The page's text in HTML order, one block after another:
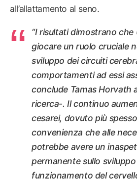
all’allattamento al seno.
“I risultati dimostrano
giocare un ruolo cruciale
sviluppo dei circuiti
comportamenti ad essi
conclude Tamas Horvath
ricerca-. Il continuo
cesarei, dovuto più
convenienza che alle
potrebbe avere un
permanente sullo sviluppo
funzionamento del